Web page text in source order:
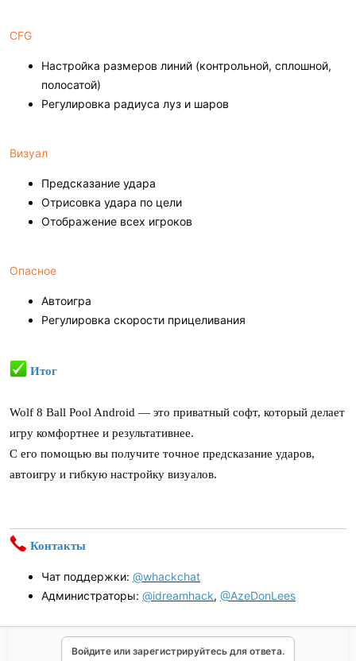
CFG
Настройка размеров линий (контрольной, сплошной,
полосатой)
Регулировка радиуса луз и шаров
Визуал
Предсказание удара
Отрисовка удара по цели
Отображение всех игроков
Опасное
Автоигра
Регулировка скорости прицеливания
Итог
Wolf 8 Ball Pool Android — это приватный софт, который делает
игру комфортнее и результативнее.
С его помощью вы получите точное предсказание ударов,
автоигру и гибкую настройку визуалов.
Контакты
Чат поддержки: @whackchat
Администраторы: @idreamhack, @AzeDonLees
Войдите или зарегистрируйтесь для ответа.